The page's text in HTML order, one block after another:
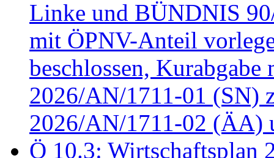
Linke und BÜNDNIS
mit ÖPNV-Anteil
beschlossen,
2026/AN/1711-01 (SN)
2026/AN/1711-02 (ÄA)
Ö 10.3: Wirtschaftsplan